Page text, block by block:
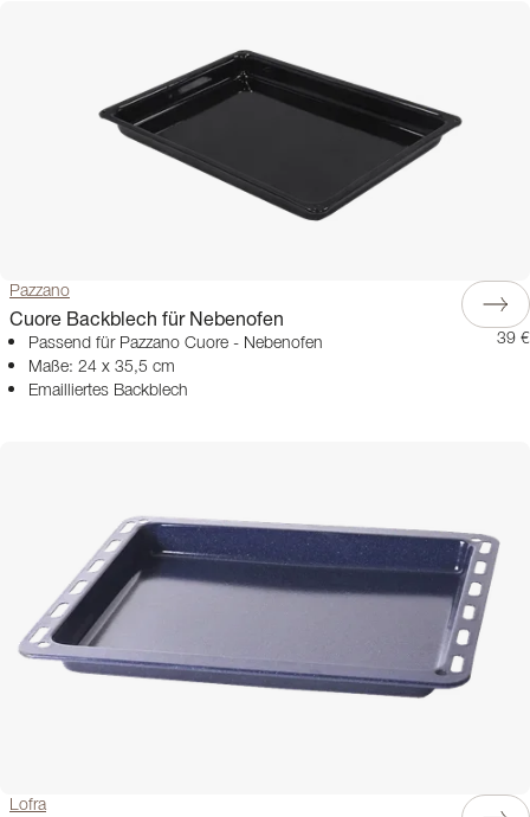
Pazzano
Cuore Backblech für Nebenofen
Passend für Pazzano Cuore - Nebenofen
Maße: 24 x 35,5 cm
Emailliertes Backblech
39 €
Lofra